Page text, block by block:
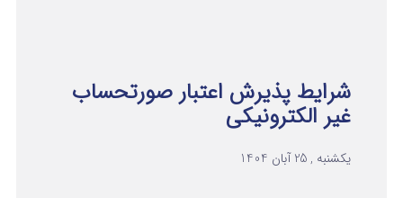
شرایط پذیرش اعتبار صورتحساب
غیر الکترونیکی
یکشنبه , 25 آبان 1404